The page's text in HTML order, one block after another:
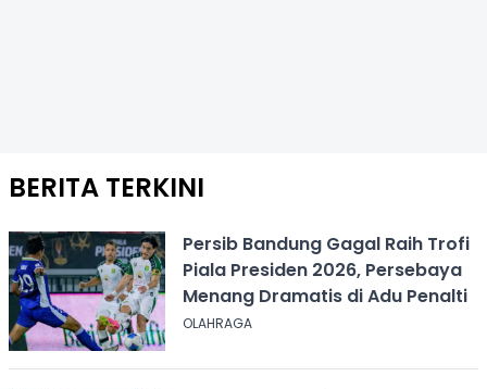
BERITA TERKINI
Persib Bandung Gagal Raih Trofi
Piala Presiden 2026, Persebaya
Menang Dramatis di Adu Penalti
OLAHRAGA